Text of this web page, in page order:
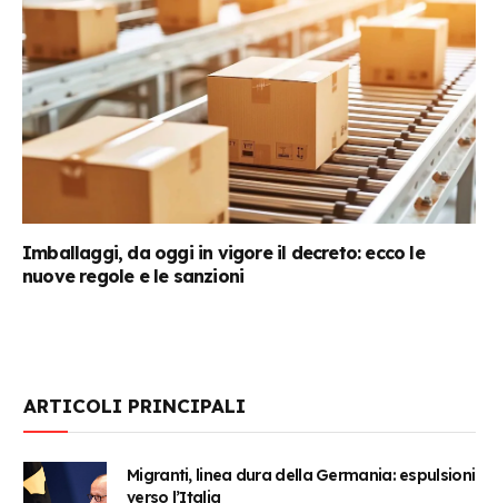
Imballaggi, da oggi in vigore il decreto: ecco le
nuove regole e le sanzioni
ARTICOLI PRINCIPALI
Migranti, linea dura della Germania: espulsioni
verso l’Italia